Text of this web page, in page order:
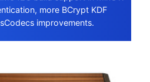
more BCrypt KDF
improvements.